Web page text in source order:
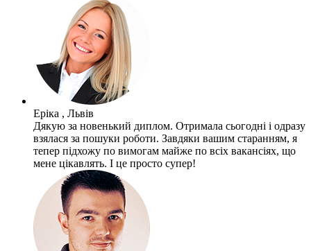
Еріка , Львів
Дякую за новенький диплом. Отримала сьогодні і одразу
взялася за пошуки роботи. Завдяки вашим старанням, я
тепер підхожу по вимогам майже по всіх вакансіях, що
мене цікавлять. І це просто супер!